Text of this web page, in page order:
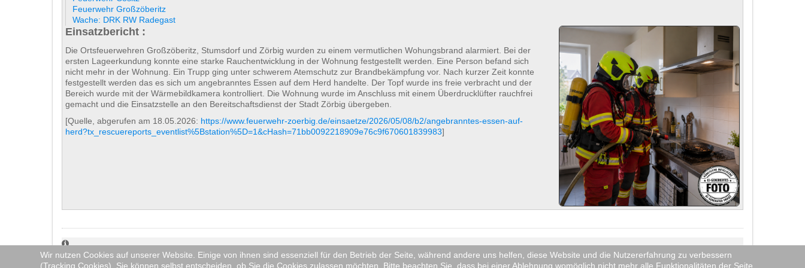
Feuerwehr Großzöberitz
Wache: DRK RW Radegast
Einsatzbericht :
Die Ortsfeuerwehren Großzöberitz, Stumsdorf und Zörbig wurden zu einem vermutlichen Wohungsbrand alarmiert. Bei der
ersten Lageerkundung konnte eine starke Rauchentwicklung in der Wohnung festgestellt werden. Eine Person befand sich
nicht mehr in der Wohnung. Ein Trupp ging unter schwerem Atemschutz zur Brandbekämpfung vor. Nach kurzer Zeit konnte
festgestellt werden das es sich um angebranntes Essen auf dem Herd handelte. Der Topf wurde ins freie verbracht und der
Bereich wurde mit der Wärmebildkamera kontrolliert. Die Wohnung wurde im Anschluss mit einem Überdrucklüfter rauchfrei
gemacht und die Einsatzstelle an den Bereitschaftsdienst der Stadt Zörbig übergeben.
[Quelle, abgerufen am 18.05.2026: https://www.feuerwehr-zoerbig.de/einsaetze/2026/05/08/b2/angebranntes-essen-auf-
herd?tx_rescuereports_eventlist%5Bstation%5D=1&cHash=71bb0092218909e76c9f670601839983]
Auf unserer Internetseite berichten wir ausführlich (also auch mit Bildmaterial) über unser Einsatzgeschehen, jedoch wird dies durcheine Dienstanweisungstreng reglementiert.
Wir nutzen Cookies auf unserer Website. Einige von ihnen sind essenziell für den Betrieb der Seite, während andere uns helfen, diese Website und die Nutzererfahrung zu verbessern
(Tracking Cookies). Sie können selbst entscheiden, ob Sie die Cookies zulassen möchten. Bitte beachten Sie, dass bei einer Ablehnung womöglich nicht mehr alle Funktionalitäten der Seite